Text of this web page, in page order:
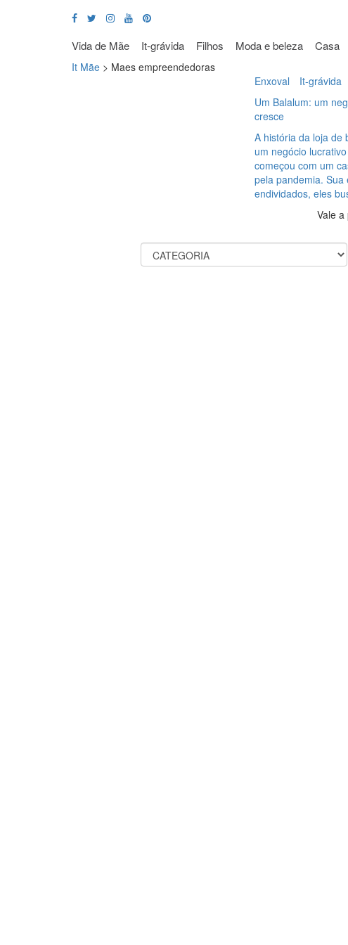
Vida de Mãe It-grávida Filhos Moda e beleza Casa
It Mãe > Maes empreendedoras
Enxoval
It-grávida
Um Balalum: um
cresce
A história da loja de
um negócio
começou com um
pela pandemia.
endividados, eles
Vale